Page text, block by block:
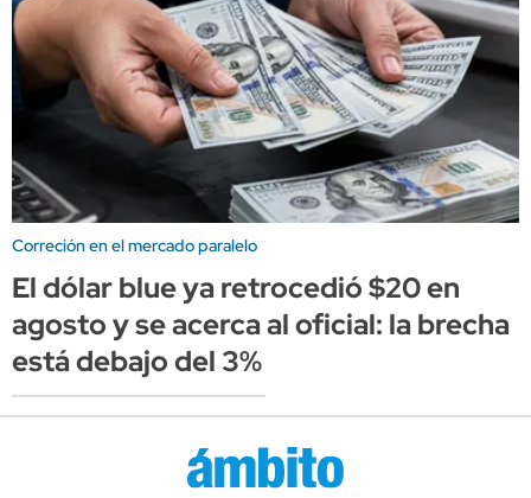
Correción en el mercado paralelo
El dólar blue ya retrocedió $20 en
agosto y se acerca al oficial: la brecha
está debajo del 3%